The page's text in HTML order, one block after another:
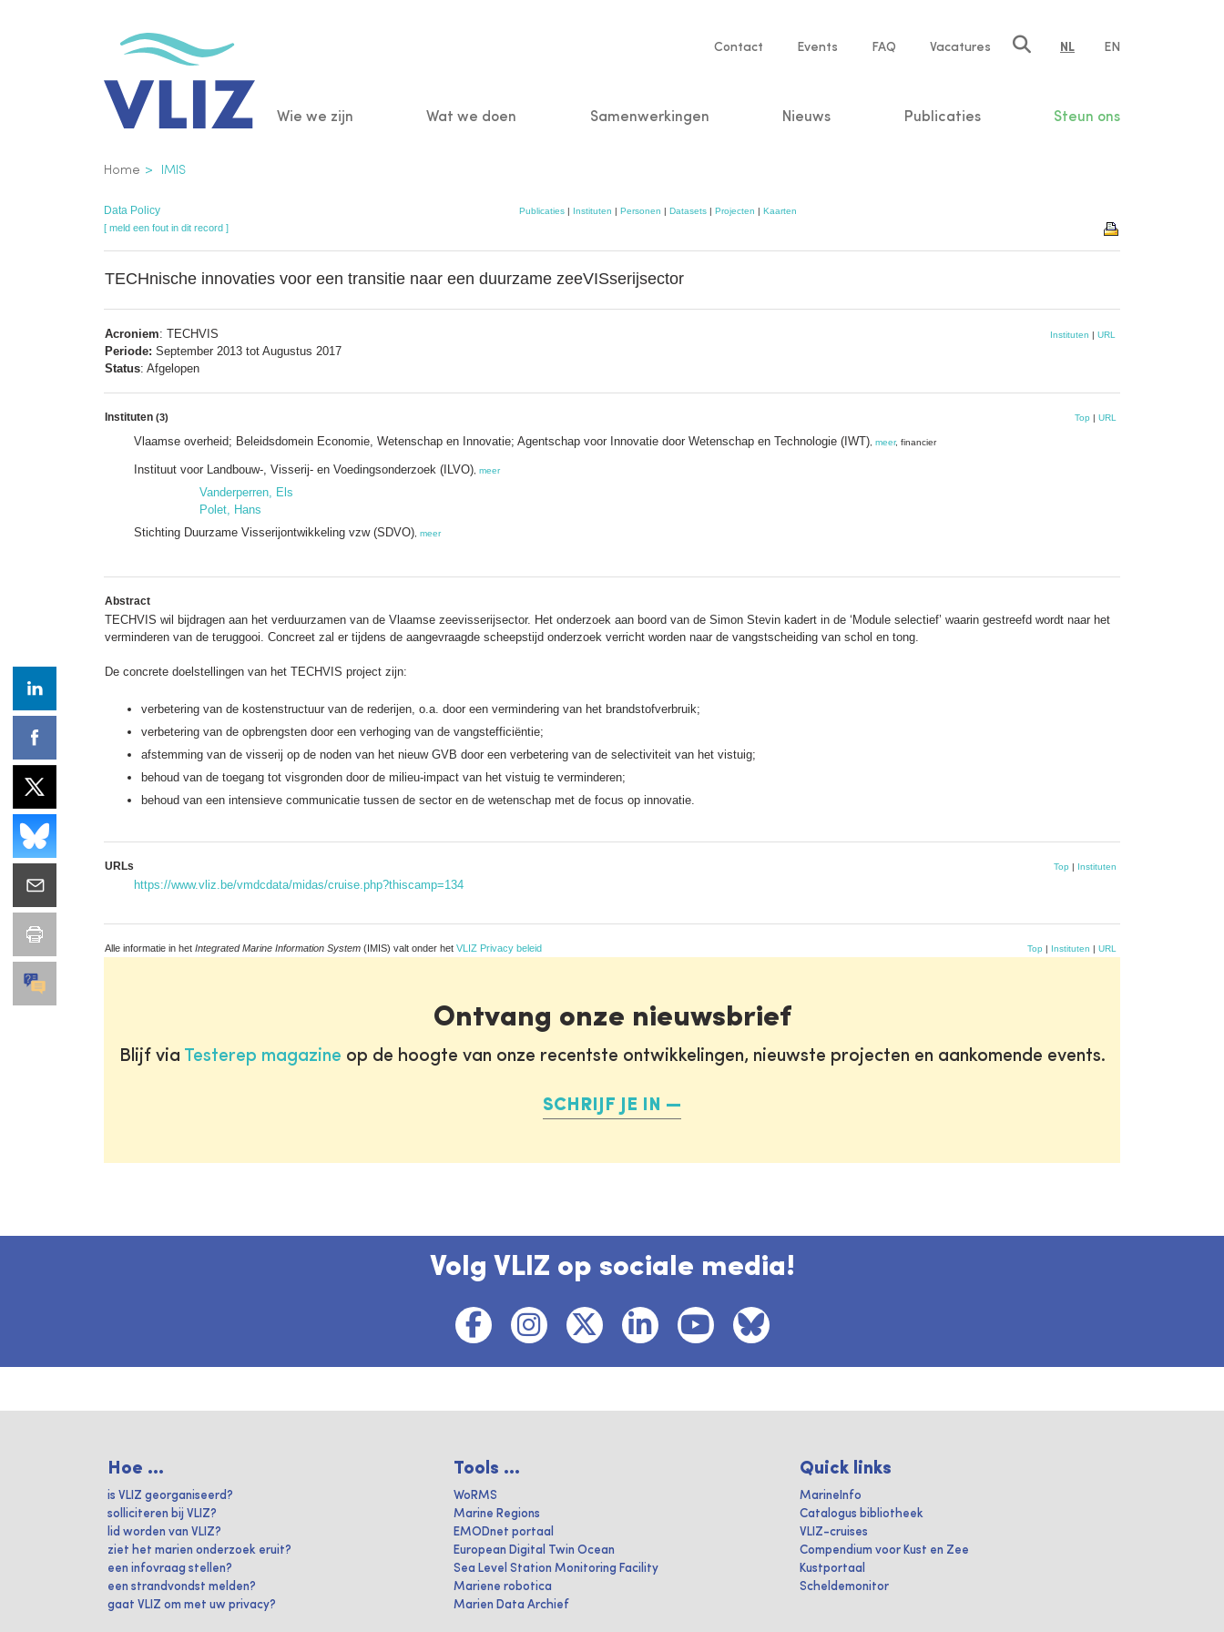
Service
Contact Events FAQ Vacatures NL EN
Main
Wie we zijn Wat we doen Samenwerkingen Nieuws Publicaties Steun ons
Kruimelpad
Home IMIS
Data Policy Publicaties| Instituten | Personen | Datasets| Projecten | Kaarten
[ meld een fout in dit record ]
TECHnische innovaties voor een transitie naar een duurzame zeeVISserijsector
Acroniem: TECHVIS
Periode: September 2013 tot Augustus 2017
Status: Afgelopen
Instituten | URL
Instituten (3) Top | URL
Vlaamse overheid; Beleidsdomein Economie, Wetenschap en Innovatie; Agentschap voor Innovatie door Wetenschap en Technologie (IWT) meer, financier
Instituut voor Landbouw-, Visserij- en Voedingsonderzoek (ILVO) meer
Vanderperren, Els
Polet, Hans
Stichting Duurzame Visserijontwikkeling vzw (SDVO) meer
Abstract
TECHVIS wil bijdragen aan het verduurzamen van de Vlaamse zeevisserijsector. Het onderzoek aan boord van de Simon Stevin kadert in de ‘Module selectief’ waarin gestreefd wordt naar het
verminderen van de teruggooi. Concreet zal er tijdens de aangevraagde scheepstijd onderzoek verricht worden naar de vangstscheiding van schol en tong.
De concrete doelstellingen van het TECHVIS project zijn:
verbetering van de kostenstructuur van de rederijen, o.a. door een vermindering van het brandstofverbruik;
verbetering van de opbrengsten door een verhoging van de vangstefficiëntie;
afstemming van de visserij op de noden van het nieuw GVB door een verbetering van de selectiviteit van het vistuig;
behoud van de toegang tot visgronden door de milieu-impact van het vistuig te verminderen;
behoud van een intensieve communicatie tussen de sector en de wetenschap met de focus op innovatie.
URLs Top | Instituten
https://www.vliz.be/vmdcdata/midas/cruise.php?thiscamp=134
Alle informatie in het Integrated Marine Information System (IMIS) valt onder het VLIZ Privacy beleid Top | Instituten | URL
Ontvang onze nieuwsbrief
Blijf via Testerep magazine op de hoogte van onze recentste ontwikkelingen, nieuwste projecten en aankomende events.
SCHRIJF JE IN
Volg VLIZ op sociale media!
Hoe ...
is VLIZ georganiseerd?
solliciteren bij VLIZ?
lid worden van VLIZ?
ziet het marien onderzoek eruit?
een infovraag stellen?
een strandvondst melden?
gaat VLIZ om met uw privacy?
Tools ...
WoRMS
Marine Regions
EMODnet portaal
European Digital Twin Ocean
Sea Level Station Monitoring Facility
Mariene robotica
Marien Data Archief
Quick links
MarineInfo
Catalogus bibliotheek
VLIZ-cruises
Compendium voor Kust en Zee
Kustportaal
Scheldemonitor